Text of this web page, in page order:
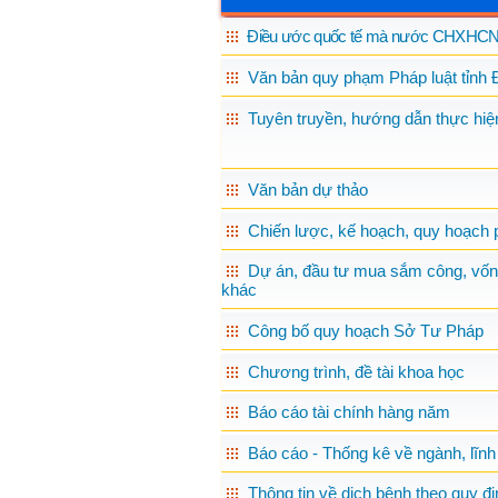
Điều ước quốc tế mà nước
Văn bản quy phạm Pháp luật tỉnh
Tuyên truyền, hướng dẫn thực
Văn bản dự thảo
Chiến lược, kế hoạch, quy hoạch
Dự án, đầu tư mua sắm công,
khác
Công bố quy hoạch Sở Tư Pháp
Chương trình, đề tài khoa học
Báo cáo tài chính hàng năm
Báo cáo - Thống kê về ngành,
Thông tin về dịch bệnh theo quy